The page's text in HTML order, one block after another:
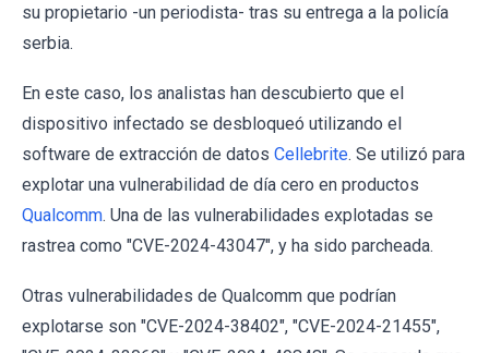
su propietario -un periodista- tras su entrega a la policía
serbia.
En este caso, los analistas han descubierto que el
dispositivo infectado se desbloqueó utilizando el
software de extracción de datos Cellebrite. Se utilizó para
explotar una vulnerabilidad de día cero en productos
Qualcomm. Una de las vulnerabilidades explotadas se
rastrea como "CVE-2024-43047", y ha sido parcheada.
Otras vulnerabilidades de Qualcomm que podrían
explotarse son "CVE-2024-38402", "CVE-2024-21455",